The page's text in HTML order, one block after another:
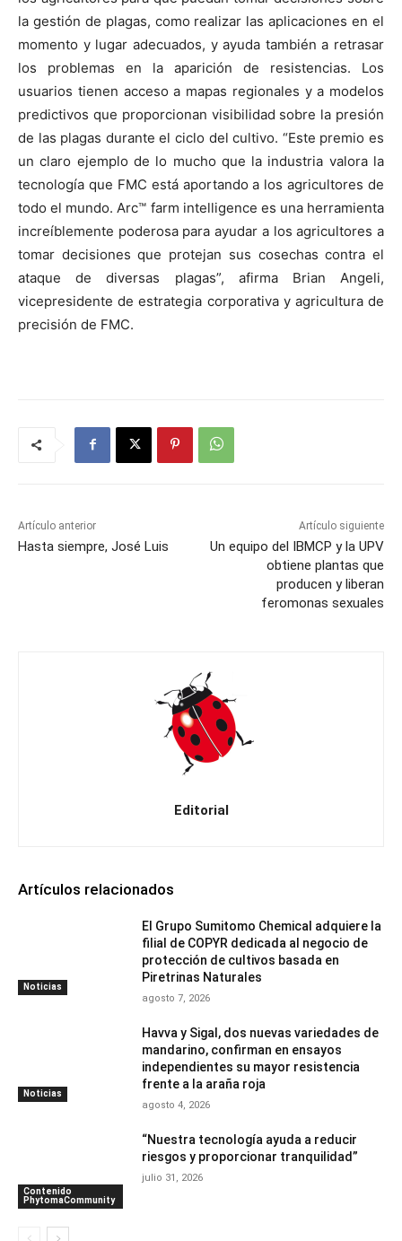
la gestión de plagas, como realizar las aplicaciones en el
momento y lugar adecuados, y ayuda también a retrasar
los problemas en la aparición de resistencias. Los
usuarios tienen acceso a mapas regionales y a modelos
predictivos que proporcionan visibilidad sobre la presión
de las plagas durante el ciclo del cultivo. “Este premio es
un claro ejemplo de lo mucho que la industria valora la
tecnología que FMC está aportando a los agricultores de
todo el mundo. Arc™ farm intelligence es una herramienta
increíblemente poderosa para ayudar a los agricultores a
tomar decisiones que protejan sus cosechas contra el
ataque de diversas plagas”, afirma Brian Angeli,
vicepresidente de estrategia corporativa y agricultura de
precisión de FMC.
Artículo anterior
Hasta siempre, José Luis
Artículo siguiente
Un equipo del IBMCP y la UPV
obtiene plantas que
producen y liberan
feromonas sexuales
Editorial
Artículos relacionados
Noticias
El Grupo Sumitomo Chemical adquiere la
filial de COPYR dedicada al negocio de
protección de cultivos basada en
Piretrinas Naturales
agosto 7, 2026
Noticias
Havva y Sigal, dos nuevas variedades de
mandarino, confirman en ensayos
independientes su mayor resistencia
frente a la araña roja
agosto 4, 2026
Contenido
PhytomaCommunity
“Nuestra tecnología ayuda a reducir
riesgos y proporcionar tranquilidad”
julio 31, 2026